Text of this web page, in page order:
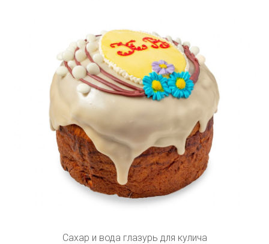
Сахар и вода глазурь для кулича